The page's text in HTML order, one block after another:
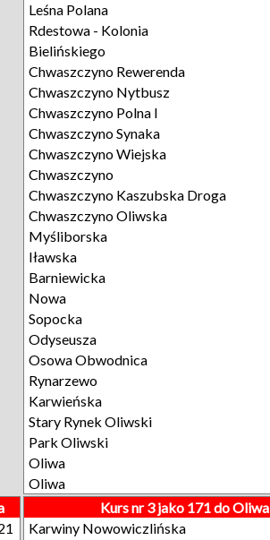
Leśna Polana
Rdestowa - Kolonia
Bielińskiego
Chwaszczyno Rewerenda
Chwaszczyno Nytbusz
Chwaszczyno Polna I
Chwaszczyno Synaka
Chwaszczyno Wiejska
Chwaszczyno
Chwaszczyno Kaszubska Droga
Chwaszczyno Oliwska
Myśliborska
Iławska
Barniewicka
Nowa
Sopocka
Odyseusza
Osowa Obwodnica
Rynarzewo
Karwieńska
Stary Rynek Oliwski
Park Oliwski
Oliwa
Oliwa
Kurs nr 3 jako 171 do Oliwa
Karwiny Nowowiczlińska